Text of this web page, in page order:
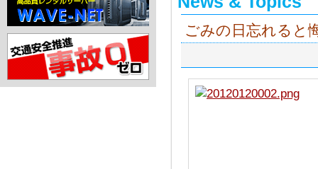
ごみの日忘れると